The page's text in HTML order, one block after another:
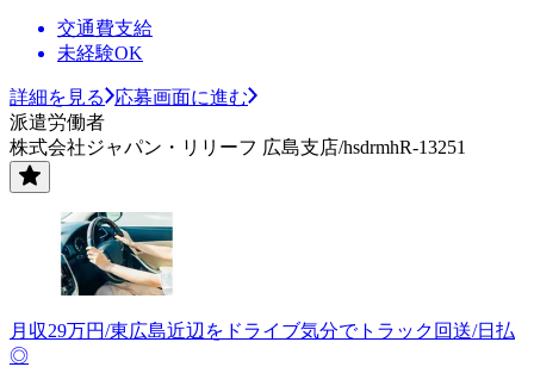
交通費支給
未経験OK
詳細を見る
応募画面に進む
派遣労働者
株式会社ジャパン・リリーフ 広島支店/hsdrmhR-13251
月収29万円/東広島近辺をドライブ気分でトラック回送/日払
◎